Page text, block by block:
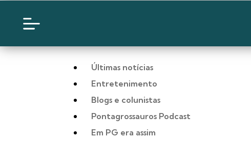
Últimas notícias
Entretenimento
Blogs e colunistas
Pontagrossauros Podcast
Em PG era assim